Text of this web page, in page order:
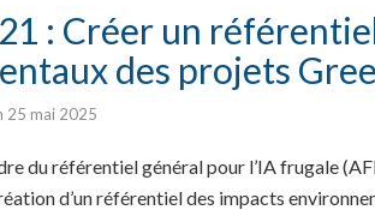
: Créer un
des projets
25 mai 2025
du référentiel général pour l’IA frugale
d’un référentiel des impacts